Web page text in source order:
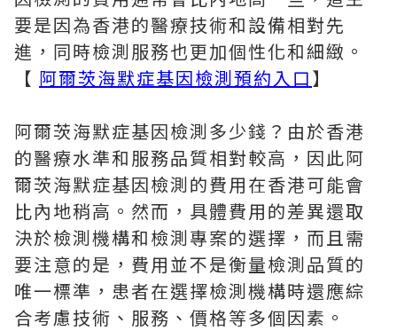
要是因為香港的醫療技術和設備相對先
進，同時檢測服務也更加個性化和細緻。
【 阿爾茨海默症基因檢測預約入口】
阿爾茨海默症基因檢測多少錢？由於香港
的醫療水準和服務品質相對較高，因此阿
爾茨海默症基因檢測的費用在香港可能會
比內地稍高。然而，具體費用的差異還取
決於檢測機構和檢測專案的選擇，而且需
要注意的是，費用並不是衡量檢測品質的
唯一標準，患者在選擇檢測機構時還應綜
合考慮技術、服務、價格等多個因素。